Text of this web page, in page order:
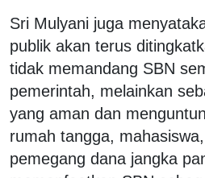
Sri Mulyani juga
publik akan terus
tidak memandang SBN
pemerintah, melainkan
yang aman dan
rumah tangga,
pemegang dana jangka